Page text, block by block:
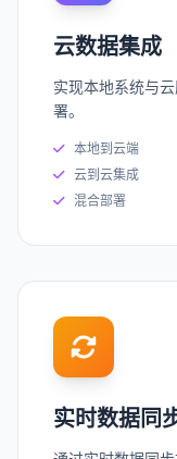
云数据集成
实现本地系统与
署。
本地到云端
云到云集成
混合部署
实时数据同